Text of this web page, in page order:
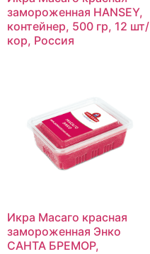
замороженная HANSEY,
контейнер, 500 гр, 12 шт/
кор, Россия
Икра Масаго красная
замороженная Энко
САНТА БРЕМОР,